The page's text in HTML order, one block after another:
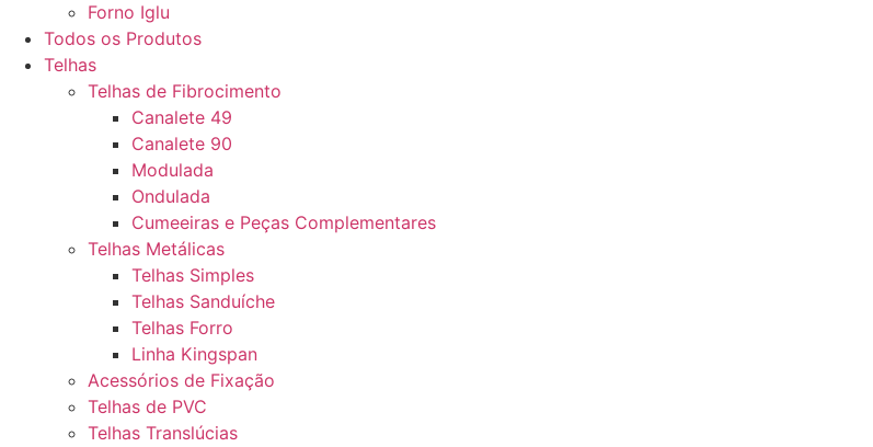
Forno Iglu
Todos os Produtos
Telhas
Telhas de Fibrocimento
Canalete 49
Canalete 90
Modulada
Ondulada
Cumeeiras e Peças Complementares
Telhas Metálicas
Telhas Simples
Telhas Sanduíche
Telhas Forro
Linha Kingspan
Acessórios de Fixação
Telhas de PVC
Telhas Translúcias